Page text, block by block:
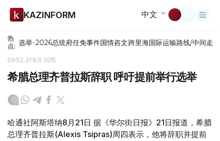
KAZINFORM 中文
热
点: 选举-2026总统府任免事件国情咨文跨里海国际运输路线/中间走廊
09:52, 21 8月 2015
希腊总理齐普拉斯辞职 呼吁提前举行选举
哈通社阿斯塔纳8月21日 据《华尔街日报》21日报道，希腊
总理齐普拉斯(Alexis Tsipras)周四表示，他将辞职并提前